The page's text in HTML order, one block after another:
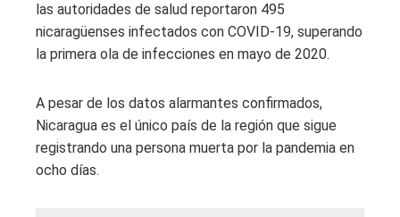
las autoridades de salud reportaron 495
nicaragüenses infectados con COVID-19, superando
la primera ola de infecciones en mayo de 2020.
A pesar de los datos alarmantes confirmados,
Nicaragua es el único país de la región que sigue
registrando una persona muerta por la pandemia en
ocho días.